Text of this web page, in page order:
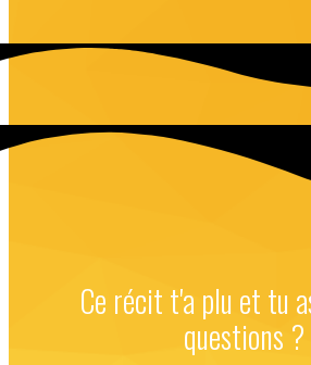
Ce récit t'a plu et tu
questions ?